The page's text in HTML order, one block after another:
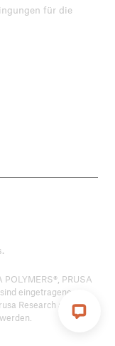
für die
POLYMERS®, PRUSA
eingetragene
Research a.s. unter